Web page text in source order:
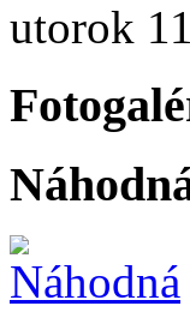
utorok